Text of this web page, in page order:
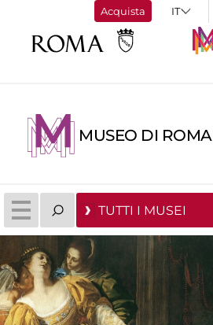
Acquista
MUSEO DI ROMA
TUTTI I MUSEI